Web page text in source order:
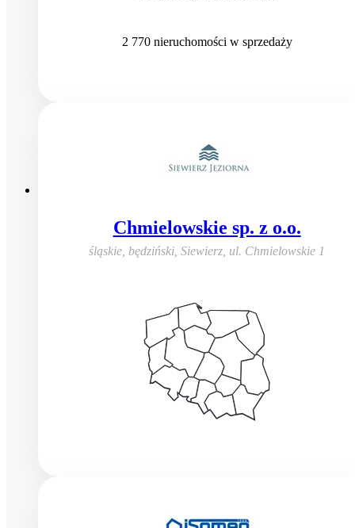
2 770 nieruchomości w sprzedaży
Chmielowskie sp. z o.o.
śląskie, będziński, Siewierz ul. Chmielowskie 1